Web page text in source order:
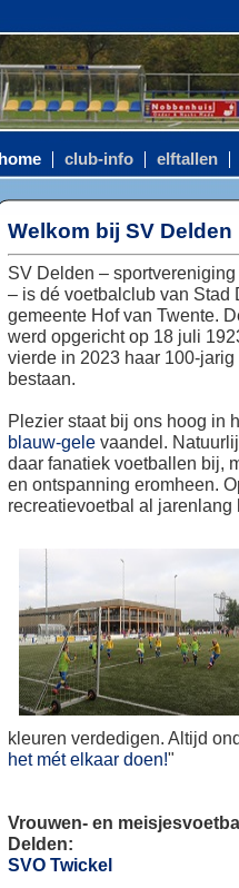
home club-info elftallen
Welkom bij SV Delden
SV Delden –
– is dé voetbalclub van Stad
gemeente Hof van Twente.
werd opgericht op 18 juli
vierde in 2023 haar 100-jarig
bestaan.
Plezier staat bij ons hoog in
blauw-gele vaandel.
daar fanatiek voetballen bij,
en ontspanning eromheen.
recreatievoetbal al jarenlang
kleuren verdedigen. Altijd
het mét elkaar doen!"
Vrouwen- en
Delden:
SVO Twickel